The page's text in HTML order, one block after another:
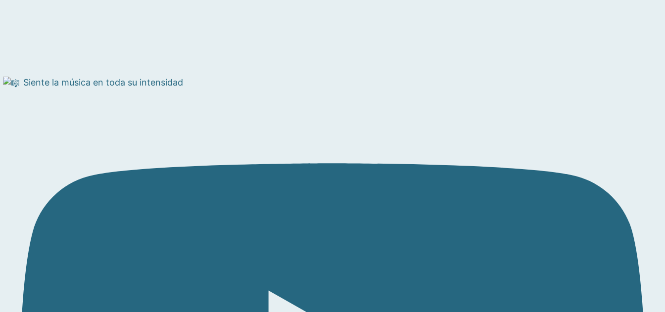
Siente la música en toda su intensidad